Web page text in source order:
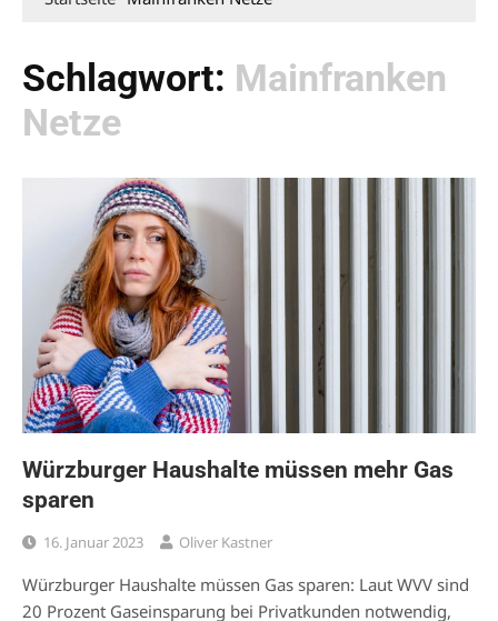
Schlagwort: Mainfranken
Netze
Würzburger Haushalte müssen mehr Gas
sparen
16. Januar 2023 Oliver Kastner
Würzburger Haushalte müssen Gas sparen: Laut WVV sind
20 Prozent Gaseinsparung bei Privatkunden notwendig,